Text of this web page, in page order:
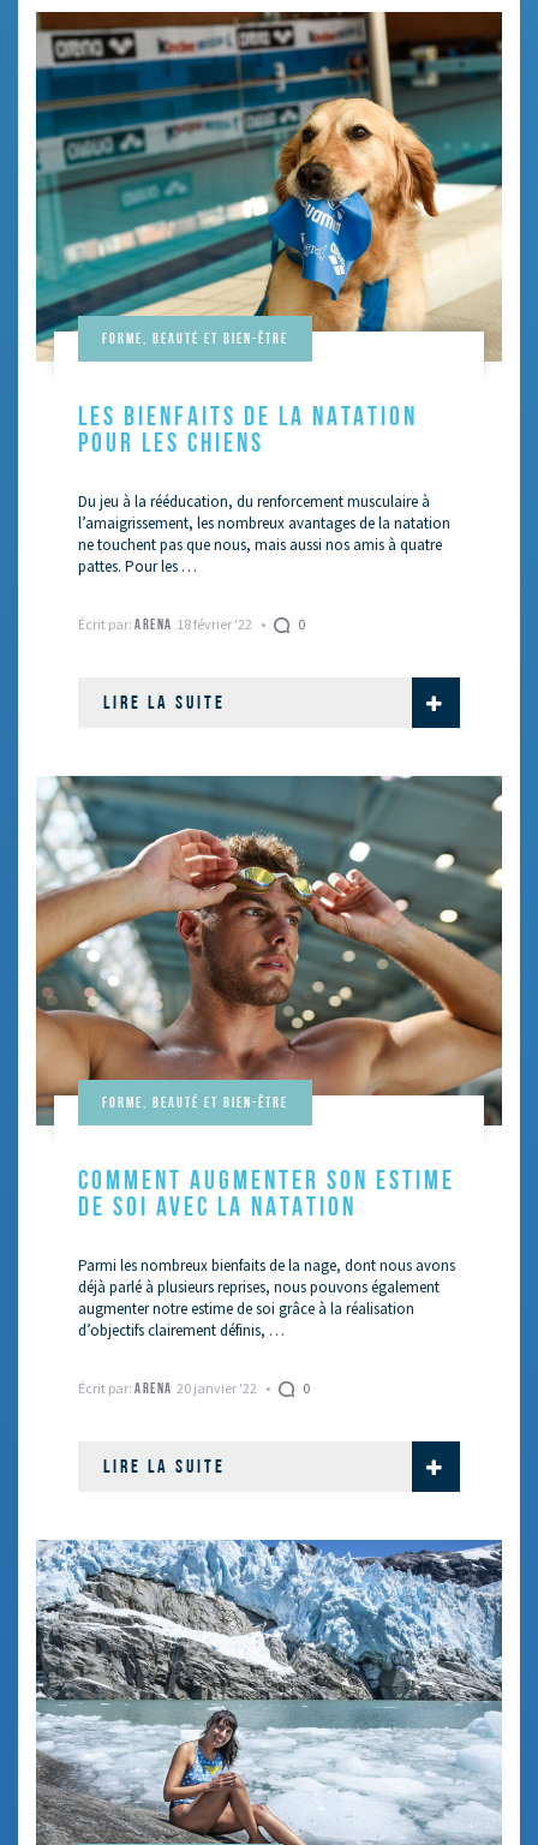
Forme, beauté et bien-être
LES BIENFAITS DE LA NATATION
POUR LES CHIENS
Du jeu à la rééducation, du renforcement musculaire à
l’amaigrissement, les nombreux avantages de la natation
ne touchent pas que nous, mais aussi nos amis à quatre
pattes. Pour les …
Écrit par: ARENA 18 février '22 0
LIRE LA SUITE
Forme, beauté et bien-être
COMMENT AUGMENTER SON ESTIME
DE SOI AVEC LA NATATION
Parmi les nombreux bienfaits de la nage, dont nous avons
déjà parlé à plusieurs reprises, nous pouvons également
augmenter notre estime de soi grâce à la réalisation
d’objectifs clairement définis, …
Écrit par: ARENA 20 janvier '22 0
LIRE LA SUITE